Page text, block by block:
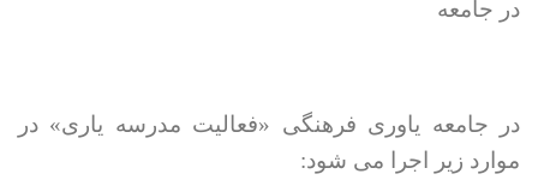
در جامعه
در جامعه یاوری فرهنگی «فعالیت مدرسه یاری» در
موارد زیر اجرا می شود: